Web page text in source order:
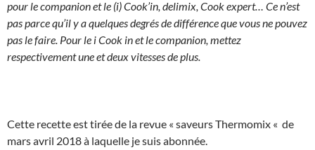
pour le companion et le (i) Cook’in, delimix, Cook expert… Ce n’est
pas parce qu’il y a quelques degrés de différence que vous ne pouvez
pas le faire. Pour le i Cook in et le companion, mettez
respectivement une et deux vitesses de plus.
Cette recette est tirée de la revue « saveurs Thermomix « de
mars avril 2018 à laquelle je suis abonnée.